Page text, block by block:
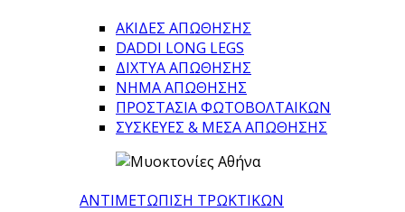
ΑΚΙΔΕΣ ΑΠΩΘΗΣΗΣ
DADDI LONG LEGS
ΔΙΧΤΥΑ ΑΠΩΘΗΣΗΣ
ΝΗΜΑ ΑΠΩΘΗΣΗΣ
ΠΡΟΣΤΑΣΙΑ ΦΩΤΟΒΟΛΤΑΙΚΩΝ
ΣΥΣΚΕΥΕΣ & ΜΕΣΑ ΑΠΩΘΗΣΗΣ
ΑΝΤΙΜΕΤΩΠΙΣΗ ΤΡΩΚΤΙΚΩΝ